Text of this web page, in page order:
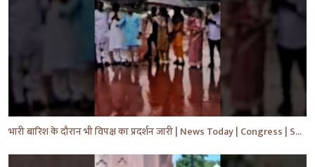
भारी बारिश के दौरान भी विपक्ष का प्रदर्शन जारी | News Today | Congress | Samajwadi | #shorts #yt